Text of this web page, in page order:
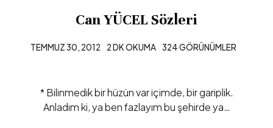
Can YÜCEL Sözleri
TEMMUZ 30, 2012 2 DK OKUMA 324 GÖRÜNÜMLER
* Bilinmedik bir hüzün var içimde, bir gariplik.
Anladım ki, ya ben fazlayım bu şehirde ya…